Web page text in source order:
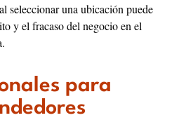
seleccionar una ubicación puede
y el fracaso del negocio en el
para